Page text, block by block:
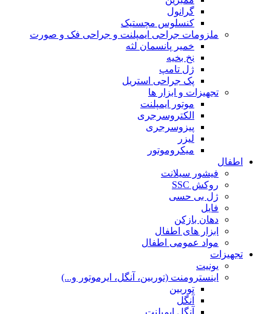
گرانول
کنسلوس مچستیک
ملزومات جراحی ایمپلنت و جراحی فک و صورت
خمیر پانسمان لثه
نخ بخیه
ژل تامپ
پک جراحی استریل
تجهیزات و ابزار ها
موتور ایمپلنت
الکتروسرجری
پیزوسرجری
لیزر
میکروموتور
اطفال
فیشور سیلانت
روکش SSC
ژل بی حسی
فایل
دهان بازکن
ابزار های اطفال
مواد عمومی اطفال
تجهیزات
یونیت
اینسترومنت (توربین، آنگل، ایرموتور و...)
توربین
آنگل
آنگل ایمپلنت